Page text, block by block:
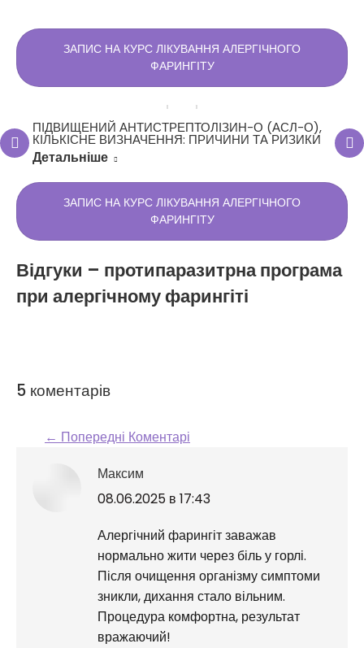
ЗАПИС НА КУРС ЛІКУВАННЯ АЛЕРГІЧНОГО
ФАРИНГІТУ
ПІДВИЩЕНИЙ АНТИСТРЕПТОЛІЗИН-О (АСЛ-О),
КІЛЬКІСНЕ ВИЗНАЧЕННЯ: ПРИЧИНИ ТА РИЗИКИ
Детальніше
ЗАПИС НА КУРС ЛІКУВАННЯ АЛЕРГІЧНОГО
ФАРИНГІТУ
Відгуки – протипаразитрна програма
при алергічному фарингіті
5 коментарів
Comment navigation
← Попередні Коментарі
Максим
говорить:
08.06.2025 в 17:43
Алергічний фарингіт заважав
нормально жити через біль у горлі.
Після очищення організму симптоми
зникли, дихання стало вільним.
Процедура комфортна, результат
вражаючий!